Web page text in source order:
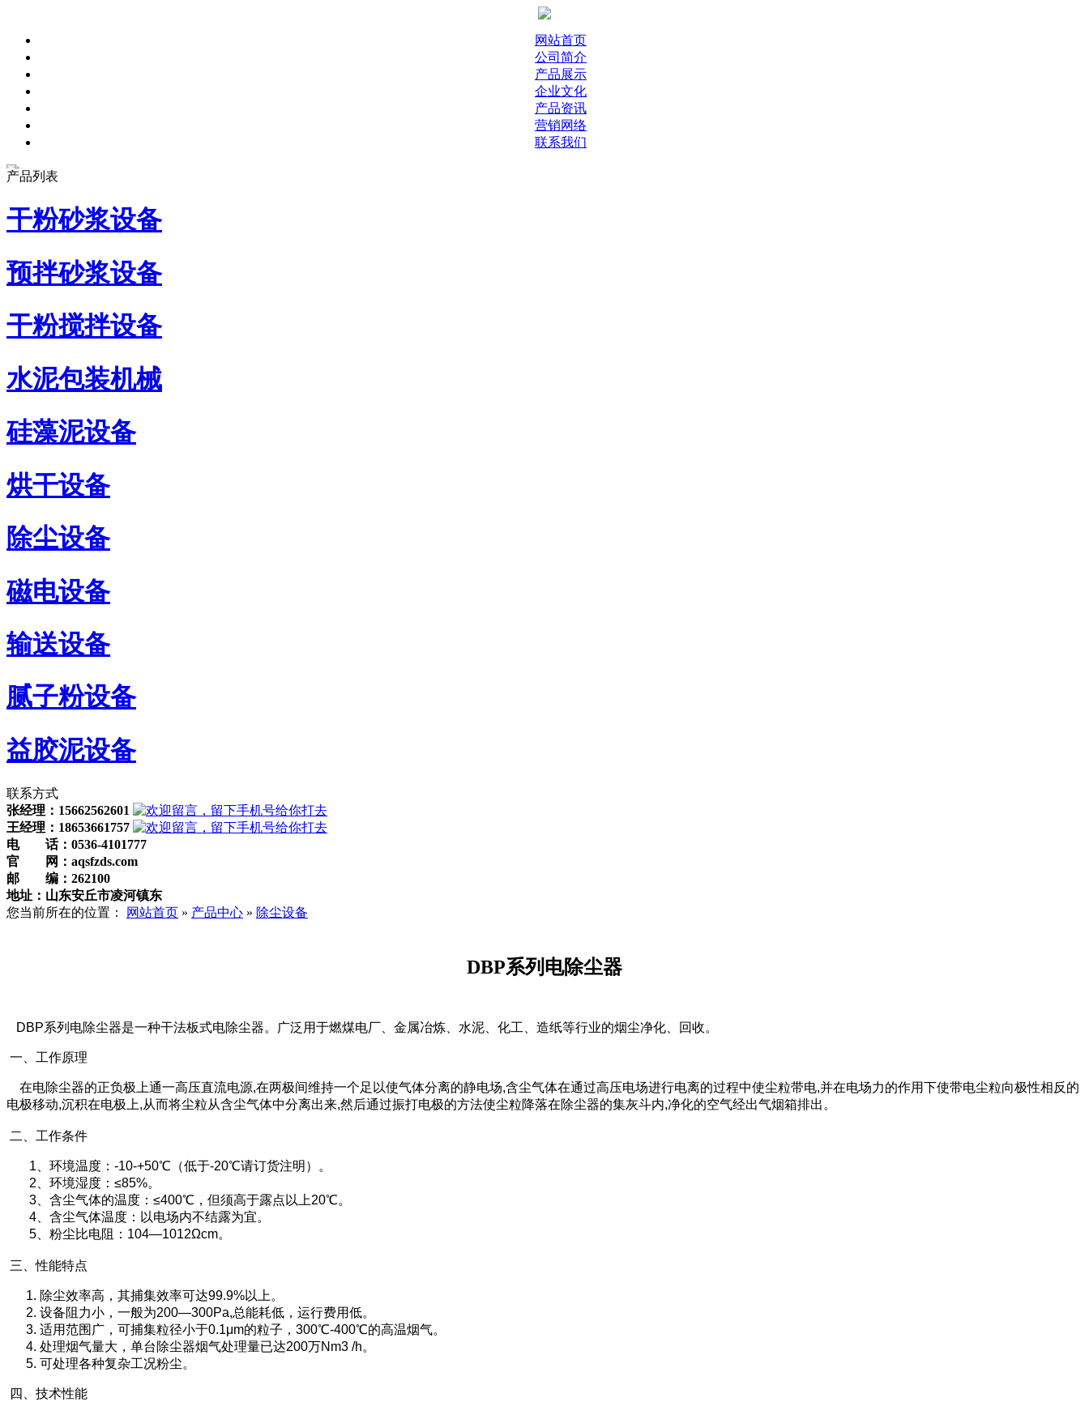
网站首页
公司简介
产品展示
企业文化
产品资讯
营销网络
联系我们
产品列表
干粉砂浆设备
预拌砂浆设备
干粉搅拌设备
水泥包装机械
硅藻泥设备
烘干设备
除尘设备
磁电设备
输送设备
腻子粉设备
益胶泥设备
联系方式
张经理：15662562601
王经理：18653661757
电 话： 0536-4101777
官 网： aqsfzds.com
邮 编： 262100
地址：山东安丘市凌河镇东
您当前所在的位置：
网站首页 » 产品中心 » 除尘设备
DBP系列电除尘器
DBP系列电除尘器是一种干法板式电除尘器。广泛用于燃煤电厂、金属冶炼、水泥、化工、造纸等行业的烟尘净化、回收。
一、工作原理
在电除尘器的正负极上通一高压直流电源,在两极间维持一个足以使气体分离的静电场,含尘气体在通过高压电场进行电离的过程中使尘粒带电,并在电场力的作用下使带电尘粒向极性相反的
电极移动,沉积在电极上,从而将尘粒从含尘气体中分离出来,然后通过振打电极的方法使尘粒降落在除尘器的集灰斗内,净化的空气经出气烟箱排出。
二、工作条件
1、环境温度：-10-+50℃（低于-20℃请订货注明）。
2、环境湿度：≤85%。
3、含尘气体的温度：≤400℃，但须高于露点以上20℃。
4、含尘气体温度：以电场内不结露为宜。
5、粉尘比电阻：104—1012Ωcm。
三、性能特点
1. 除尘效率高，其捕集效率可达99.9%以上。
2. 设备阻力小，一般为200—300Pa,总能耗低，运行费用低。
3. 适用范围广，可捕集粒径小于0.1μm的粒子，300℃-400℃的高温烟气。
4. 处理烟气量大，单台除尘器烟气处理量已达200万Nm3 /h。
5. 可处理各种复杂工况粉尘。
四、技术性能